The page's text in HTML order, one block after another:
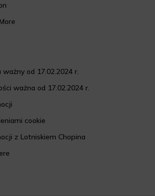
od 17.02.2024 r.
ważna od 17.02.2024 r.
cookie
z Lotniskiem Chopina